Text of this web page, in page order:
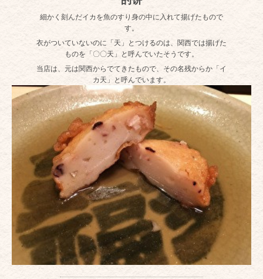
細かく刻んだイカを魚のすり身の中に入れて揚げたもので
す。
衣がついていないのに「天」とつけるのは、関西では揚げた
ものを「〇〇天」と呼んでいたそうです。
当店は、元は関西からでてきたもので、その名残からか「イ
カ天」と呼んでいます。